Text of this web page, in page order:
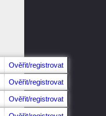
Ověřit/registrovat
Ověřit/registrovat
Ověřit/registrovat